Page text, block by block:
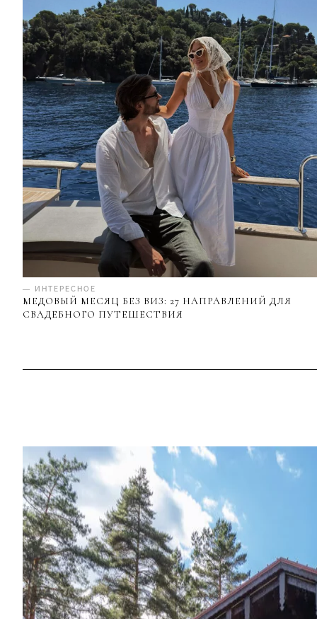
— ИНТЕРЕСНОЕ
МЕДОВЫЙ МЕСЯЦ БЕЗ ВИЗ: 27 НАПРАВЛЕНИЙ ДЛЯ
СВАДЕБНОГО ПУТЕШЕСТВИЯ